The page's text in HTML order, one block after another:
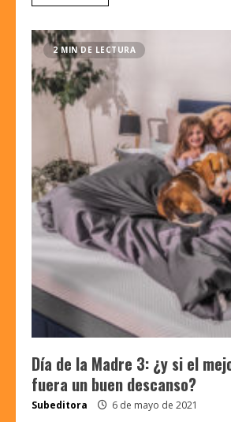
2 MIN DE LECTURA
Día de la Madre 3: ¿y si el
fuera un buen descanso?
Subeditora 6 de mayo de 2021